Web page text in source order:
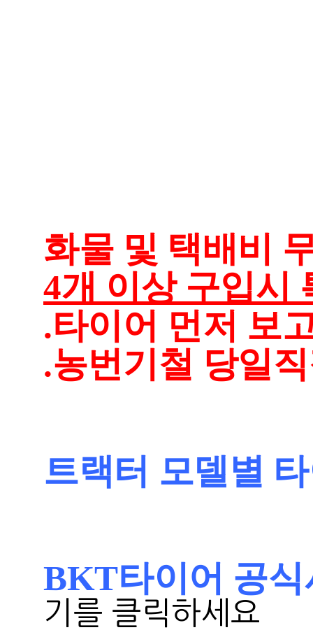
화물 및 택배비
4개 이상 구입시
.타이어 먼저 보
.농번기철 당일
트랙터 모델별
BKT타이어 공식
기를 클릭하세요